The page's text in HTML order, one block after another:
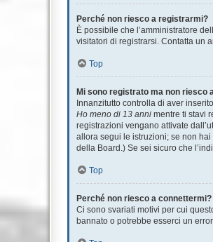
Perché non riesco a registrarmi?
È possibile che l’amministratore
visitatori di registrarsi. Contatta un
Top
Mi sono registrato ma non riesco
Innanzitutto controlla di aver
Ho meno di 13 anni mentre ti stavi
registrazioni vengano attivate
allora segui le istruzioni; se non
della Board.) Se sei sicuro che
Top
Perché non riesco a connettermi?
Ci sono svariati motivi per cui
bannato o potrebbe esserci un